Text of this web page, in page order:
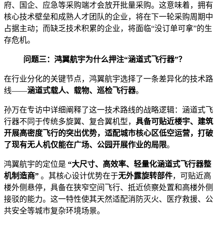
府、国企、应急等采购端才会放开批量采购。这意味着，拥有
核心技术壁垒和成熟人才团队的企业，将在下一轮采购周期中
占据主动；而缺乏技术积累的企业，将面临“没订单可拿”的生
存危机。
问题三：鸿翼航宇为什么押注“涵道式飞行器”？
在行业分化的关键节点，鸿翼航宇选择了一条差异化的技术路
线——涵道式载人、载物、巡检飞行器。
孙万在专访中详细阐释了这一技术路线的战略逻辑：涵道式飞
行器不同于传统多旋翼、复合翼机型， 具备可贴近楼宇、建筑
开展高密度飞行的突出优势，适配城市核心区低空运营，打破
了现有无人机仅能在广场、公园开展作业的局限。
鸿翼航宇的定位是 “大尺寸、高效率、轻量化涵道式飞行器整
机制造商” 。其核心设计优势在于无外露旋转部件，可贴近高
楼外侧悬停，具备在狭窄空间飞行、抵近侦察处置和高楼外侧
接驳的能力。这一特性使其天然适配消防灭火、医疗救援、公
共安全等城市复杂环境场景。